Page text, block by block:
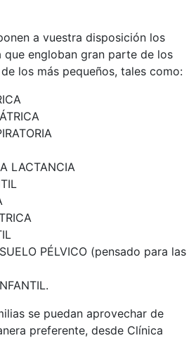
a vuestra disposición los
engloban gran parte de los
los más pequeños, tales como:
LACTANCIA
PÉLVICO (pensado para las
se puedan aprovechar de
preferente, desde Clínica